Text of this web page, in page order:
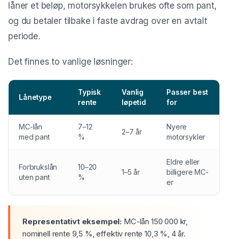
låner et beløp, motorsykkelen brukes ofte som pant,
og du betaler tilbake i faste avdrag over en avtalt
periode.
Det finnes to vanlige løsninger:
Lånetype
Typisk
rente
Vanlig
løpetid
Passer best
for
MC-lån
med pant
7–12
%
2–7 år
Nyere
motorsykler
Forbrukslån
uten pant
10–20
%
1–5 år
Eldre eller
billigere MC-
er
Representativt eksempel: MC-lån 150 000 kr,
nominell rente 9,5 %, effektiv rente 10,3 %, 4 år.